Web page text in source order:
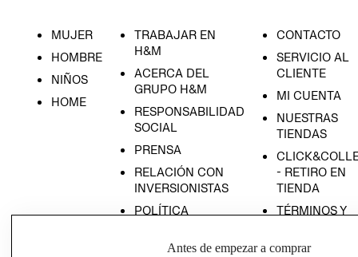
MUJER
HOMBRE
NIÑOS
HOME
TRABAJAR EN
H&M
ACERCA DEL
GRUPO H&M
RESPONSABILIDAD
SOCIAL
PRENSA
RELACIÓN CON
INVERSIONISTAS
POLÍTICA
CONTACTO
SERVICIO AL
CLIENTE
MI CUENTA
NUESTRAS
TIENDAS
- RETIRO EN
TIENDA
TÉRMINOS Y
AVISO DE
Antes de empezar a comprar